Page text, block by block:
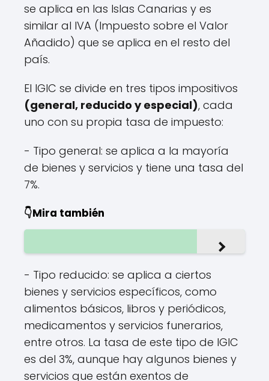
se aplica en las Islas Canarias y es
similar al IVA (Impuesto sobre el Valor
Añadido) que se aplica en el resto del
país.
El IGIC se divide en tres tipos impositivos
(general, reducido y especial), cada
uno con su propia tasa de impuesto:
- Tipo general: se aplica a la mayoría
de bienes y servicios y tiene una tasa del
7%.
👇Mira también
- Tipo reducido: se aplica a ciertos
bienes y servicios específicos, como
alimentos básicos, libros y periódicos,
medicamentos y servicios funerarios,
entre otros. La tasa de este tipo de IGIC
es del 3%, aunque hay algunos bienes y
servicios que están exentos de